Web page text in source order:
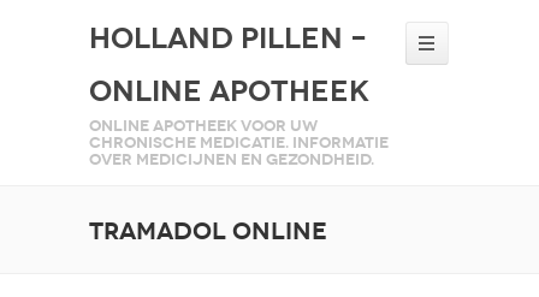
Holland Pillen –
Online Apotheek
Online apotheek voor uw
chronische medicatie. Informatie
over medicijnen en gezondheid.
Tramadol Online